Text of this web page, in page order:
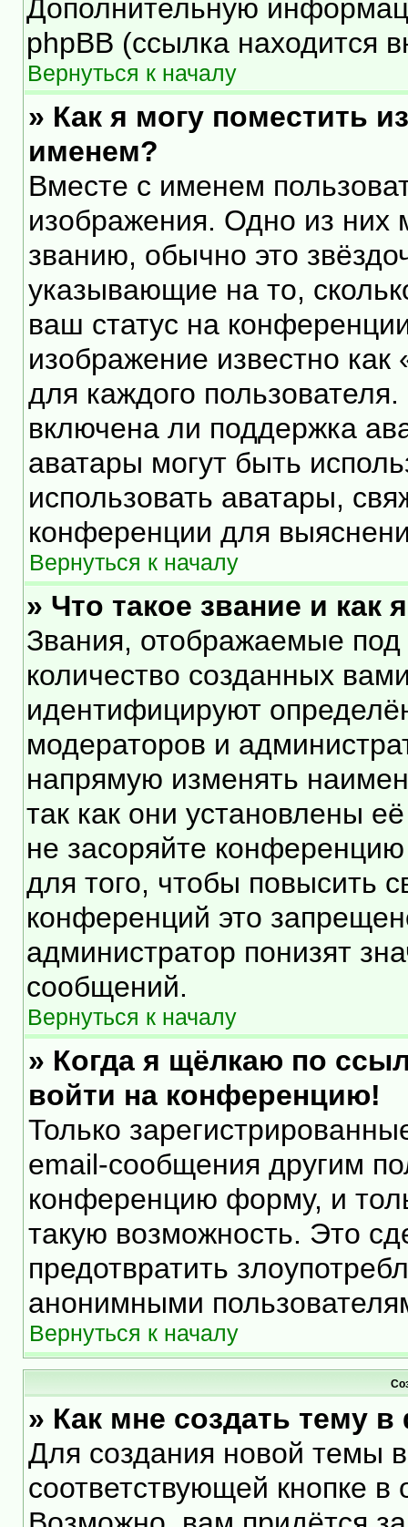
Дополнительную
phpBB (ссылка находится
Вернуться к началу
» Как я могу поместить
именем?
Вместе с именем
изображения. Одно из них
званию, обычно это
указывающие на то,
ваш статус на
изображение известно
для каждого
включена ли поддержка
аватары могут быть
использовать аватары,
конференции для
Вернуться к началу
» Что такое звание и как
Звания, отображаемые
количество созданных
идентифицируют
модераторов и
напрямую изменять
так как они установлены
не засоряйте
для того, чтобы повысить
конференций это
администратор понизят
сообщений.
Вернуться к началу
» Когда я щёлкаю по
войти на конференцию!
Только
email-сообщения другим
конференцию форму, и
такую возможность. Это
предотвратить
анонимными
Вернуться к началу
» Как мне создать тему
Для создания новой темы
соответствующей кнопке